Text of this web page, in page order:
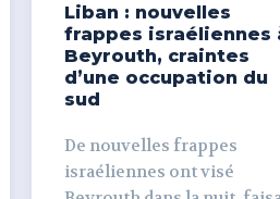
Liban : nouvelles
frappes israéliennes
Beyrouth, craintes
d’une occupation du
sud
De nouvelles frappes
israéliennes ont visé